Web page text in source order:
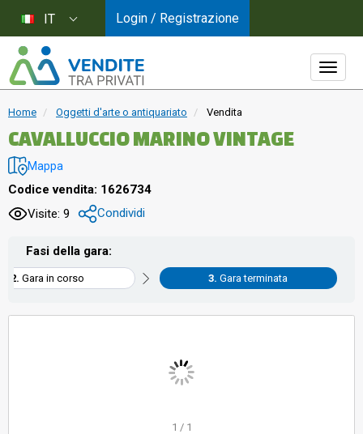
Home Oggetti d'arte o antiquariato Vendita
CAVALLUCCIO MARINO VINTAGE
Mappa
Codice vendita: 1626734
Visite: 9
Condividi
Fasi della gara:
Gara in corso Gara terminata
1 / 1
IT Login / Registrazione